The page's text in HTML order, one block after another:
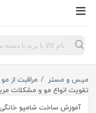
Products
search
میس و مستر مراقبت از مو
تقویت انواع مو و مشکلات
آموزش ساخت شامپو خانگی